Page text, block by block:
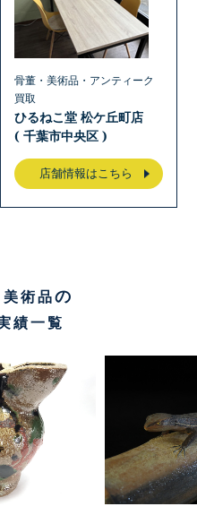
骨董・美術品・アンティーク
買取
ひるねこ堂 松ケ丘町店
( 千葉市中央区 )
店舗情報はこちら
術品の
績一覧